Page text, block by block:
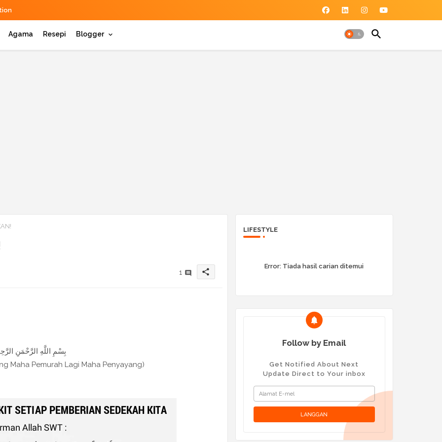
Agama Resepi Blogger
1 share
Maha Pemurah Lagi Maha Penyayang)
LIFESTYLE
Error: Tiada hasil carian ditemui
Follow by Email
Get Notified About Next
Update Direct to Your inbox